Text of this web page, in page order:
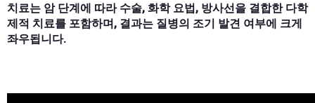
치료는 암 단계에 따라 수술, 화학 요법, 방사선을 결합한 다학
제적 치료를 포함하며, 결과는 질병의 조기 발견 여부에 크게
좌우됩니다.